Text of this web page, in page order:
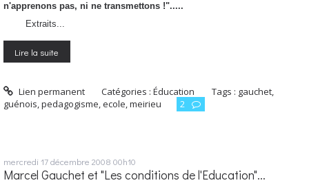
n'apprenons pas, ni ne transmettons !".....
Extraits...
Lire la suite
Lien permanent Catégories :Éducation Tags : gauchet,
guénois,pedagogisme,ecole,meirieu 2
mercredi 17décembre 2008 00h10
Marcel Gauchet et "Les conditions de l'Education"...